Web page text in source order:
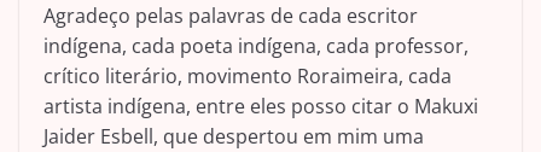
Agradeço pelas palavras de cada escritor
indígena, cada poeta indígena, cada professor,
crítico literário, movimento Roraimeira, cada
artista indígena, entre eles posso citar o Makuxi
Jaider Esbell, que despertou em mim uma